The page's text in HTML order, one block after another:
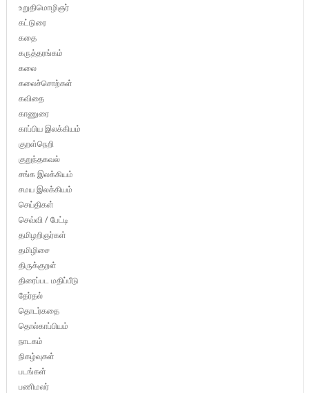
உறுதிமொழிஞர்
கட்டுரை
கதை
கருத்தரங்கம்
கலை
கலைச்சொற்கள்
கவிதை
காணுரை
காப்பிய இலக்கியம்
குறள்நெறி
குறுந்தகவல்
சங்க இலக்கியம்
சமய இலக்கியம்
செய்திகள்
செவ்வி / பேட்டி
தமிழறிஞர்கள்
தமிழிசை
திருக்குறள்
திரைப்பட மதிப்பீடு
தேர்தல்
தொடர்கதை
தொல்காப்பியம்
நாடகம்
நிகழ்வுகள்
படங்கள்
பணிமலர்